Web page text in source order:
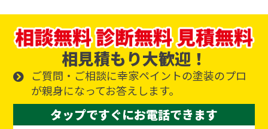
相見積もり大歓迎！
ご質問・ご相談に幸家ペイントの塗装のプロ
が親身になってお答えします。
タップですぐにお電話できます